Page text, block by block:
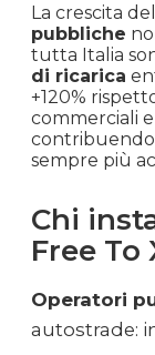
La crescita
pubbliche
tutta Italia
di ricarica
+120%
commerciali
sempre più
Chi
Free To
Operatori
autostrade: